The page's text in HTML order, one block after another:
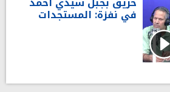
في نفزة: المستجدات